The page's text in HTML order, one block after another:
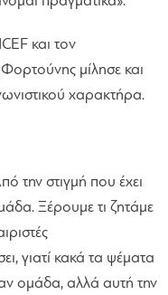
και τον
μίλησε και
χαρακτήρα.
την στιγμή που έχει
Ξέρουμε τι ζητάμε
γιατί κακά τα ψέματα
ομάδα, αλλά αυτή την